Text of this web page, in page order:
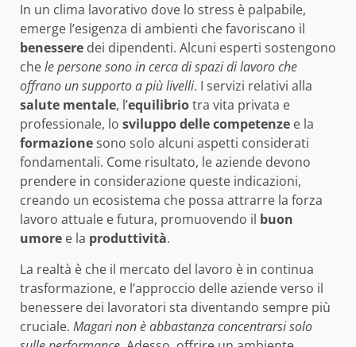
In un clima lavorativo dove lo stress è palpabile,
emerge l’esigenza di ambienti che favoriscano il
benessere dei dipendenti. Alcuni esperti sostengono
chele persone sono in cerca di spazi di lavoro che
offrano un supporto a più livelli. I servizi relativi alla
salute mentale, l’equilibriotra vita privata e
professionale, lo sviluppo delle competenze e la
formazionesono solo alcuni aspetti considerati
fondamentali. Come risultato, le aziende devono
prendere in considerazione queste indicazioni,
creando un ecosistema che possa attrarre la forza
lavoro attuale e futura, promuovendo il buon
umore e la produttività.
La realtà è che il mercato del lavoro è in continua
trasformazione, e l’approccio delle aziende verso il
benessere dei lavoratori sta diventando sempre più
cruciale. Magari non è abbastanza concentrarsi solo